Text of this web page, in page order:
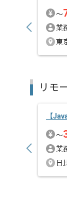
〜
業
東
リモ
【
〜
業
日